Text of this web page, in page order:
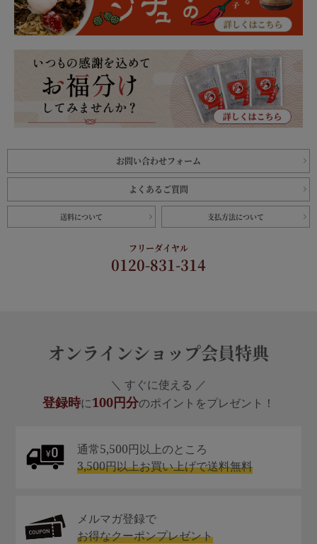
お問い合わせフォーム
よくあるご質問
送料について 支払方法について
フリーダイヤル
0120-831-314
オンラインショップ会員特典
＼ すぐに使える ／
登録時に100円分のポイントをプレゼント！
通常5,500円以上のところ
3,500円以上お買い上げで送料無料
メルマガ登録で
お得なクーポンプレゼント